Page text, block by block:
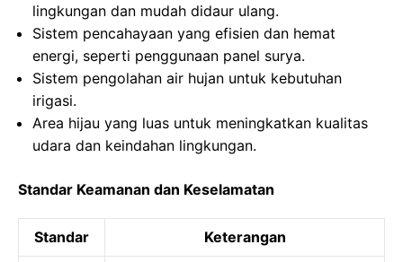
lingkungan dan mudah didaur ulang.
Sistem pencahayaan yang efisien dan hemat
energi, seperti penggunaan panel surya.
Sistem pengolahan air hujan untuk kebutuhan
irigasi.
Area hijau yang luas untuk meningkatkan kualitas
udara dan keindahan lingkungan.
Standar Keamanan dan Keselamatan
Standar Keterangan